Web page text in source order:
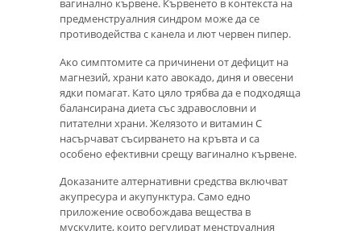
вагинално кървене. Кървенето в контекста на
предменструалния синдром може да се
противодейства с канела и лют червен пипер.
Ако симптомите са причинени от дефицит на
магнезий, храни като авокадо, диня и овесени
ядки помагат. Като цяло трябва да е подходяща
балансирана диета със здравословни и
питателни храни. Желязото и витамин С
насърчават съсирването на кръвта и са
особено ефективни срещу вагинално кървене.
Доказаните алтернативни средства включват
акупресура и акупунктура. Само едно
приложение освобождава вещества в
мускулите, които регулират менструалния